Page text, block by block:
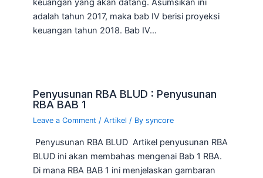
keuangan yang akan datang. Asumsikan ini
adalah tahun 2017, maka bab IV berisi proyeksi
keuangan tahun 2018. Bab IV…
Penyusunan RBA BLUD : Penyusunan
RBA BAB 1
Leave a Comment /Artikel / Bysyncore
Penyusunan RBA BLUD Artikel penyusunan RBA
BLUD ini akan membahas mengenai Bab 1 RBA.
Di mana RBA BAB 1 ini menjelaskan gambaran